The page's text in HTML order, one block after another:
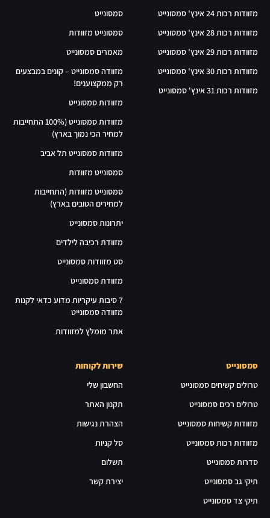
מזוודות רכות 24 אינץ' סמסונייט
מזוודות רכות 28 אינץ' סמסונייט
מזוודות רכות 29 אינץ' סמסונייט
מזוודות רכות 30 אינץ' סמסונייט
מזוודות רכות 31 אינץ' סמסונייט
סמסונייט
סמסונייט מזוודות
מאמרים סמסונייט
מזוודה סמסונייט – קונים במבצעים
רק ממקצוענים!
מזוודות סמסונייט
מזוודות סמסונייט (100% התחייבות
למחיר הכי נמוך בארץ)
מזוודות סמסונייט תל אביב
סמסונייט מזוודות
סמסונייט מזוודות (התחייבות
למחירים הטובים בארץ)
יתרונות סמסונייט
מזוודת רכיבה לילדים
סט מזוודות סמסונייט
מזוודת סמסונייט
7 סיבות עיקריות מדוע כדאי לקנות
מזוודה סמסונייט
אתר מומלץ למזוודות
סמסונייט
טרולים קשיחים סמסונייט
טרולים רכים סמסונייט
מזוודות קשיחות סמסונייט
מזוודות רכות סמסונייט
סדרות סמסונייט
תיקי גב סמסונייט
תיקי צד סמסונייט
שירות לקוחות
החשבון שלי
תקנון האתר
הצהרת נגישות
סל קניות
תשלום
יצירת קשר